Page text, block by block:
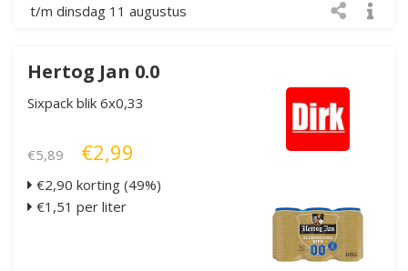
t/m dinsdag 11 augustus
Hertog Jan 0.0
Sixpack blik 6x0,33
€5,89 €2,99
€2,90 korting (49%)
€1,51 per liter